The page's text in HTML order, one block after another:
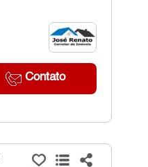
Contato